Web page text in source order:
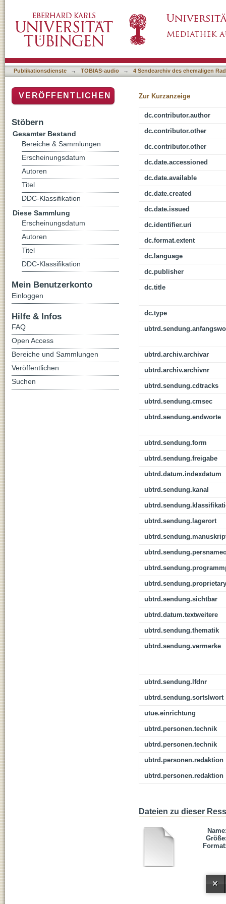
Publikationsdienste → TOBIAS-audio → 4 Sendearchiv des ehemaligen
Zur Kurzanzeige
dc.contributor.author
dc.contributor.other
dc.contributor.other
dc.date.accessioned
dc.date.available
dc.date.created
dc.date.issued
dc.identifier.uri
dc.format.extent
dc.language
dc.publisher
dc.title
dc.type
ubtrd.archiv.archivar
ubtrd.archiv.archivnr
ubtrd.sendung.cdtracks
ubtrd.sendung.cmsec
ubtrd.sendung.endworte
ubtrd.sendung.form
ubtrd.sendung.freigabe
ubtrd.datum.indexdatum
ubtrd.sendung.kanal
ubtrd.sendung.lagerort
ubtrd.sendung.proprietary
ubtrd.sendung.sichtbar
ubtrd.datum.textweitere
ubtrd.sendung.thematik
ubtrd.sendung.vermerke
ubtrd.sendung.lfdnr
ubtrd.sendung.sortslwort
utue.einrichtung
ubtrd.personen.technik
ubtrd.personen.technik
ubtrd.personen.redaktion
ubtrd.personen.redaktion
Dateien zu dieser
VERÖFFENTLICHEN
Stöbern
Gesamter Bestand
Bereiche & Sammlungen
Erscheinungsdatum
Autoren
Titel
DDC-Klassifikation
Diese Sammlung
Erscheinungsdatum
Autoren
Titel
DDC-Klassifikation
Mein Benutzerkonto
Einloggen
Hilfe & Infos
FAQ
Open Access
Bereiche und Sammlungen
Veröffentlichen
Suchen